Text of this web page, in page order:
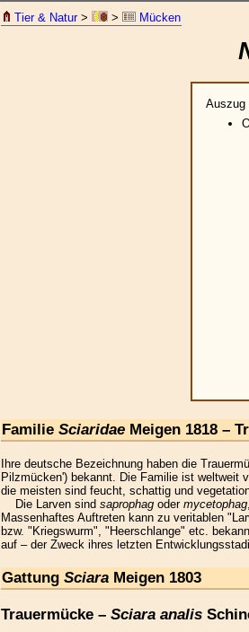
Tier & Natur> > Mücken
Familie Sciaridae Meigen 1818 –
Ihre deutsche Bezeichnung haben die
Pilzmücken') bekannt. Die Familie ist weltweit
die meisten sind feucht, schattig und
Die Larven sind saprophag oder mycetophag
Massenhaftes Auftreten kann zu veritablen
bzw. "Kriegswurm", "Heerschlange" etc.
auf – der Zweck ihres letzten
Gattung Sciara Meigen 1803
Trauermücke – Sciara analis